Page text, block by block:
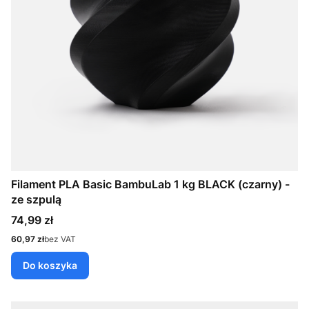
Filament PLA Basic BambuLab 1 kg BLACK (czarny) -
ze szpulą
Cena
74,99 zł
Cena
60,97 złbez VAT
Do koszyka